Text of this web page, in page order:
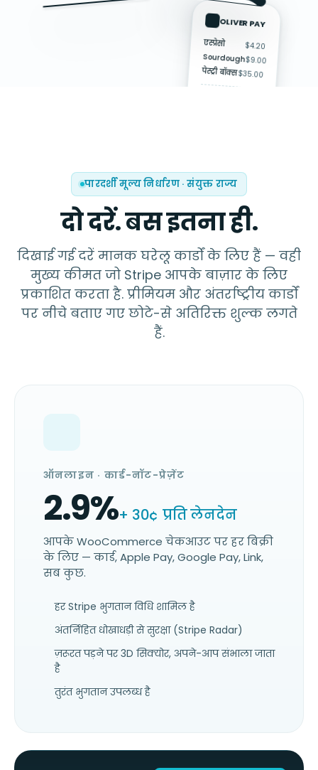
देय राशि
Tap to
OLIVER PAY
एस्प्रेसो $4.20
Sourdough$9.00
पेस्ट्री बॉक्स$35.00
OLIVER PAY
$48.20
Tap to Pay on
पास रखें
रद्द करें
पारदर्शी मूल्य निर्धारण ·संयुक्त राज्य
दो दरें. बस इतना ही.
दिखाई गई दरें मानक घरेलू कार्डों के लिए हैं — वही
मुख्य कीमत जो Stripe आपके बाज़ार के लिए
प्रकाशित करता है. प्रीमियम और अंतर्राष्ट्रीय कार्डों
पर नीचे बताए गए छोटे-से अतिरिक्त शुल्क लगते
हैं.
ऑनलाइन · कार्ड-नॉट-प्रेज़ेंट
2.9%+ 30¢ प्रति लेनदेन
आपके WooCommerce चेकआउट पर हर बिक्री
के लिए — कार्ड, Apple Pay, Google Pay, Link,
सब कुछ.
हर Stripe भुगतान विधि शामिल है
अंतर्निहित धोखाधड़ी से सुरक्षा (Stripe Radar)
ज़रूरत पड़ने पर 3D सिक्योर, अपने-आप संभाला जाता
है
तुरंत भुगतान उपलब्ध है